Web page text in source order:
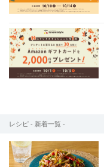
レシピ - 新着一覧 -